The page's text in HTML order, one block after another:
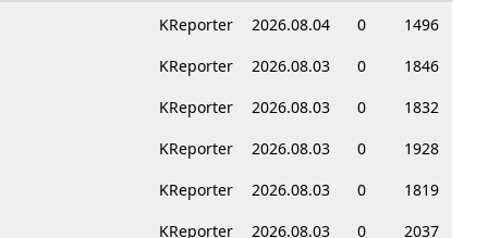
KReporter 2026.08.04 0
1496
KReporter
2026.08.03 0
1846
KReporter
2026.08.03 0
1832
KReporter
2026.08.03 0
1928
KReporter
2026.08.03 0
1819
KReporter
2026.08.03 0
2037